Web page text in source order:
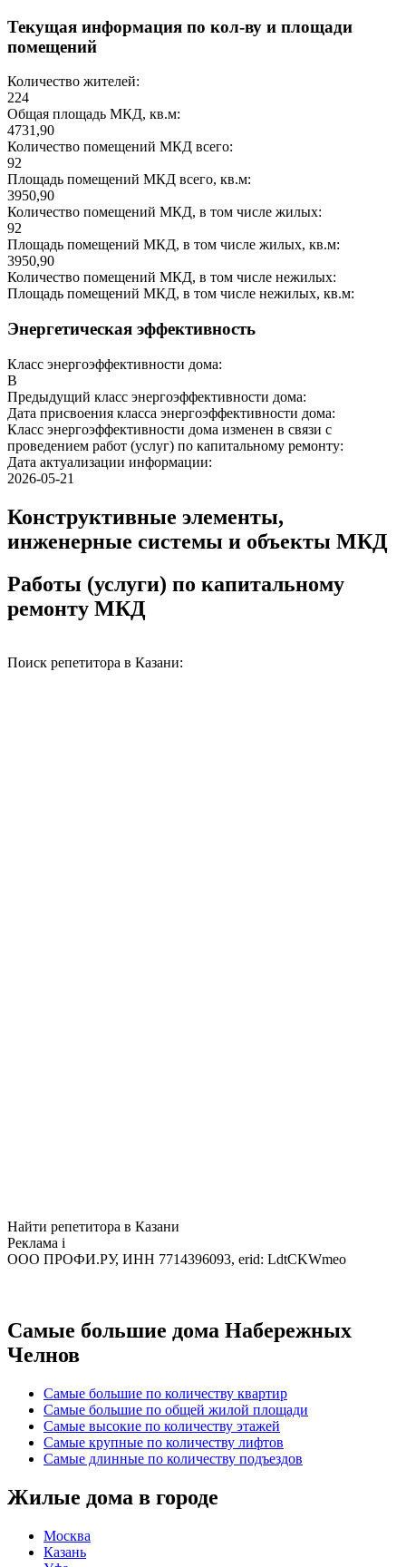
Текущая информация по кол-ву и площади
помещений
Количество жителей:
224
Общая площадь МКД, кв.м:
4731,90
Количество помещений МКД всего:
92
Площадь помещений МКД всего, кв.м:
3950,90
Количество помещений МКД, в том числе жилых:
92
Площадь помещений МКД, в том числе жилых, кв.м:
3950,90
Количество помещений МКД, в том числе нежилых:
Площадь помещений МКД, в том числе нежилых, кв.м:
Энергетическая эффективность
Класс энергоэффективности дома:
B
Предыдущий класс энергоэффективности дома:
Дата присвоения класса энергоэффективности дома:
Класс энергоэффективности дома изменен в связи с
проведением работ (услуг) по капитальному ремонту:
Дата актуализации информации:
2026-05-21
Конструктивные элементы,
инженерные системы и объекты МКД
Работы (услуги) по капитальному
ремонту МКД
Поиск репетитора в Казани:
Найти репетитора в Казани
Реклама i
ООО ПРОФИ.РУ, ИНН 7714396093, erid: LdtCKWmeo
Самые большие дома Набережных
Челнов
Самые большие по количеству квартир
Самые большие по общей жилой площади
Самые высокие по количеству этажей
Самые крупные по количеству лифтов
Самые длинные по количеству подъездов
Жилые дома в городе
Москва
Казань